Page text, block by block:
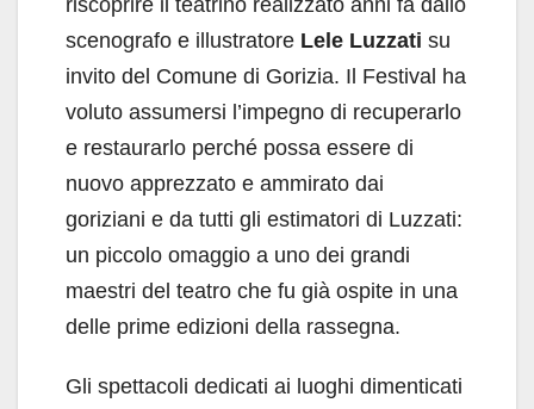
riscoprire il teatrino realizzato anni fa dallo
scenografo e illustratore Lele Luzzati su
invito del Comune di Gorizia. Il Festival ha
voluto assumersi l’impegno di recuperarlo
e restaurarlo perché possa essere di
nuovo apprezzato e ammirato dai
goriziani e da tutti gli estimatori di Luzzati:
un piccolo omaggio a uno dei grandi
maestri del teatro che fu già ospite in una
delle prime edizioni della rassegna.
Gli spettacoli dedicati ai luoghi dimenticati